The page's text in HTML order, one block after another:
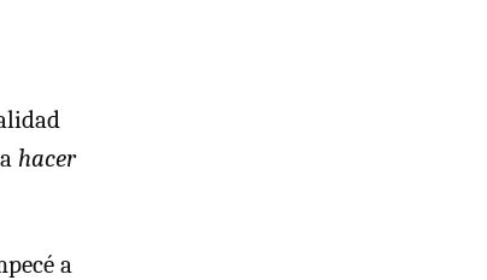
hacer
a